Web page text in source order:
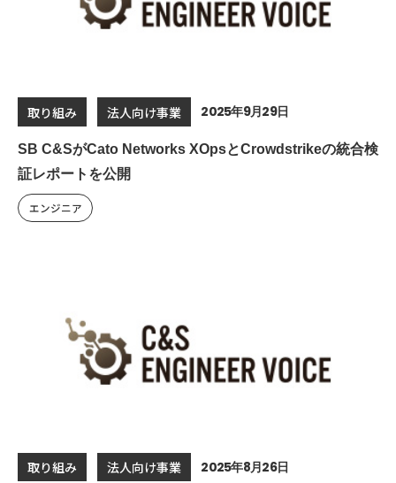
取り組み 法人向け事業 2025年9月29日
SB C&SがCato Networks XOpsとCrowdstrikeの統合検
証レポートを公開
エンジニア
取り組み 法人向け事業 2025年8月26日